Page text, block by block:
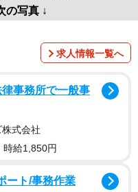
の写真 ↓
求人情報一覧へ
事務所で一般事
式会社
時給1,850円
ート/事務作業